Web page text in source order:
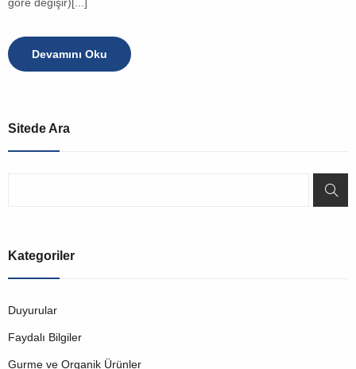
Devamını Oku
Sitede Ara
Kategoriler
Duyurular
Faydalı Bilgiler
Gurme ve Organik Ürünler